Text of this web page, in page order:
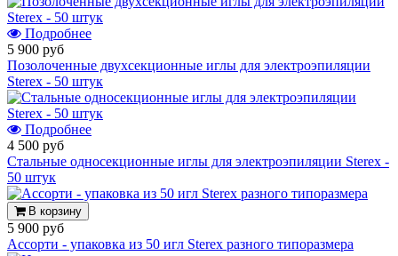
Подробнее
5 900 руб
Позолоченные двухсекционные иглы для электроэпиляции
Sterex - 50 штук
Подробнее
4 500 руб
Стальные односекционные иглы для электроэпиляции Sterex -
50 штук
В корзину
5 900 руб
Ассорти - упаковка из 50 игл Sterex разного типоразмера